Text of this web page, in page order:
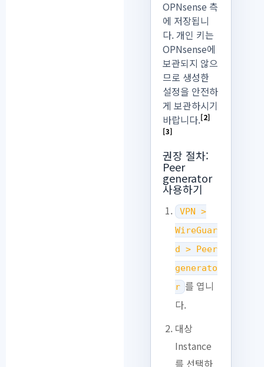
OPNsense 측
에 저장됩니
다. 개인 키는
OPNsense에
보관되지 않으
므로 생성한
설정을 안전하
게 보관하시기
바랍니다.[2]
[3]
권장 절차:
Peer
generator
사용하기
VPN >
WireGuar
d > Peer
generato
r 를 엽니
다.
대상
Instance
를 선택하